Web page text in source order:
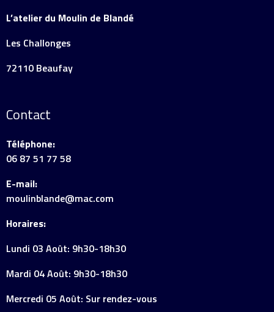
L’atelier du Moulin de Blandé
Les Challonges
72110 Beaufay
Contact
Téléphone:
06 87 51 77 58
E-mail:
moulinblande@mac.com
Horaires:
Lundi 03 Août: 9h30-18h30
Mardi 04 Août: 9h30-18h30
Mercredi 05 Août: Sur rendez-vous